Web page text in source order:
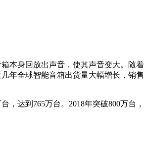
本身回放出声音，使其声音变大。随着
年全球智能音箱出货量大幅增长，销售
达到765万台。2018年突破800万台，